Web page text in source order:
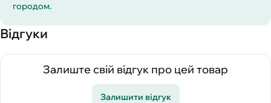
городом.
Відгуки
Залиште свій відгук про цей товар
Залишити відгук